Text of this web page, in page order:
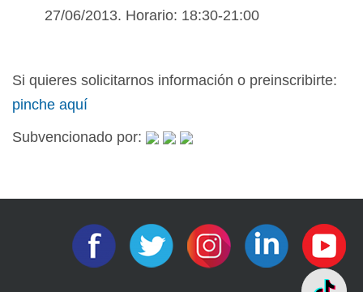
27/06/2013. Horario: 18:30-21:00
Si quieres solicitarnos información o preinscribirte:
pinche aquí
Subvencionado por: